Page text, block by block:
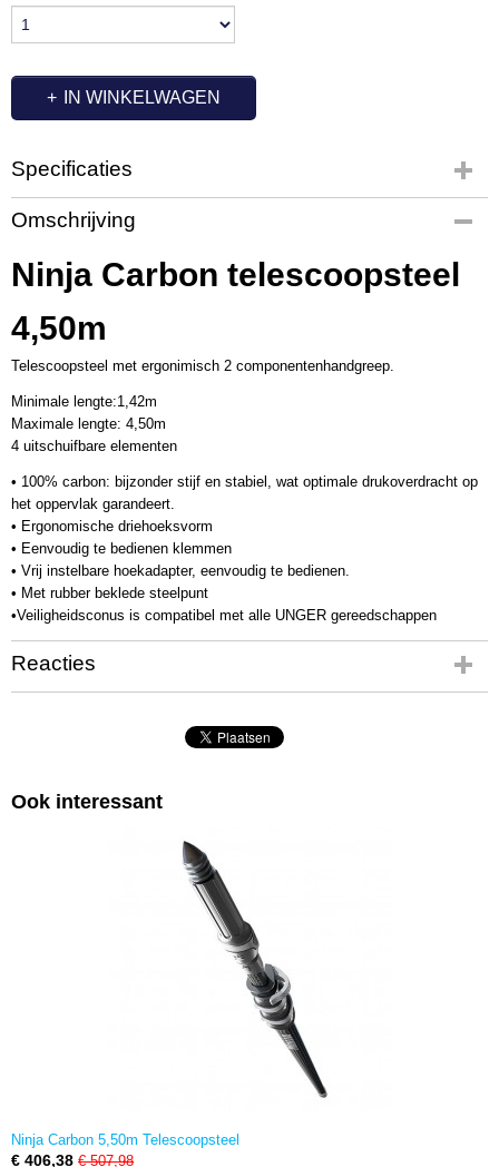
IN WINKELWAGEN
Specificaties
Productcode
UT3215
Productcode leverancier
NCP45
Omschrijving
Ninja Carbon telescoopsteel
4,50m
Telescoopsteel met ergonimisch 2 componentenhandgreep.
Minimale lengte:1,42m
Maximale lengte: 4,50m
4 uitschuifbare elementen
• 100% carbon: bijzonder stijf en stabiel, wat optimale drukoverdracht op
het oppervlak garandeert.
• Ergonomische driehoeksvorm
• Eenvoudig te bedienen klemmen
• Vrij instelbare hoekadapter, eenvoudig te bedienen.
• Met rubber beklede steelpunt
•Veiligheidsconus is compatibel met alle UNGER gereedschappen
Reacties
Ook interessant
Ninja Carbon 5,50m Telescoopsteel
€ 406,38 € 507,98